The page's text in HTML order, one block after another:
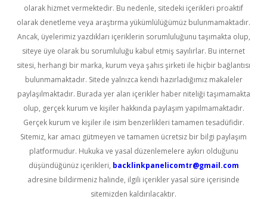
olarak hizmet vermektedir. Bu nedenle, sitedeki içerikleri proaktif
olarak denetleme veya araştırma yükümlülüğümüz bulunmamaktadır.
Ancak, üyelerimiz yazdıkları içeriklerin sorumluluğunu taşımakta olup,
siteye üye olarak bu sorumluluğu kabul etmiş sayılırlar. Bu internet
sitesi, herhangi bir marka, kurum veya şahıs şirketi ile hiçbir bağlantısı
bulunmamaktadır. Sitede yalnızca kendi hazırladığımız makaleler
paylaşılmaktadır. Burada yer alan içerikler haber niteliği taşımamakta
olup, gerçek kurum ve kişiler hakkında paylaşım yapılmamaktadır.
Gerçek kurum ve kişiler ile isim benzerlikleri tamamen tesadüfidir.
Sitemiz, kar amacı gütmeyen ve tamamen ücretsiz bir bilgi paylaşım
platformudur. Hukuka ve yasal düzenlemelere aykırı olduğunu
düşündüğünüz içerikleri, backlinkpanelicomtr@gmail.com
adresine bildirmeniz halinde, ilgili içerikler yasal süre içerisinde
sitemizden kaldırılacaktır.